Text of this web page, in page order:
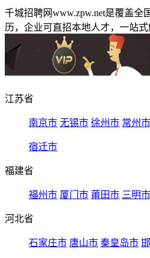
千城招聘网www.zpw.net是覆盖
历，企业可直招本地人才，一站
江苏省
南京市 无锡市 徐州市 常州市
宿迁市
福建省
福州市 厦门市 莆田市 三明市
河北省
石家庄市 唐山市 秦皇岛市